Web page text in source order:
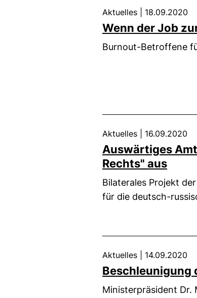
Wenn der Job
Aktuelles 18.09.2020
Burnout-Betroffene
Auswärtiges
Rechts" aus
Aktuelles 16.09.2020
Bilaterales Projekt
für die deutsch-
Beschleunigung
Aktuelles 14.09.2020
Ministerpräsident Dr.